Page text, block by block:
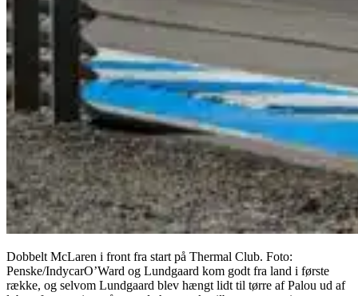
Dobbelt McLaren i front fra start på Thermal Club. Foto:
Penske/IndycarO’Ward og Lundgaard kom godt fra land i første
række, og selvom Lundgaard blev hængt lidt til tørre af Palou ud af